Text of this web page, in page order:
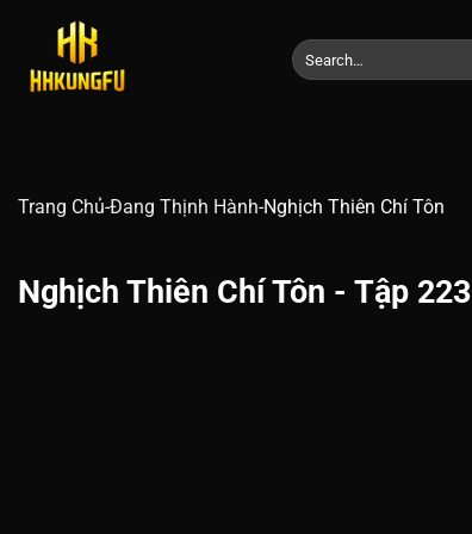
Trang Chủ-Đang Thịnh Hành-Nghịch Thiên Chí Tôn
Nghịch Thiên Chí Tôn - Tập 223